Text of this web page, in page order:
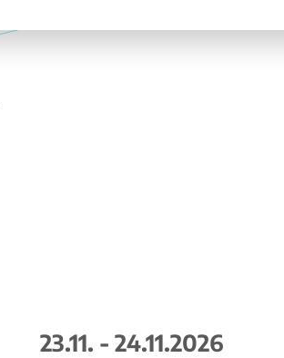
23.11. - 24.11.2026